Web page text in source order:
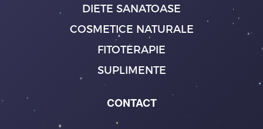
DIETE SANATOASE
COSMETICE NATURALE
FITOTERAPIE
SUPLIMENTE
CONTACT